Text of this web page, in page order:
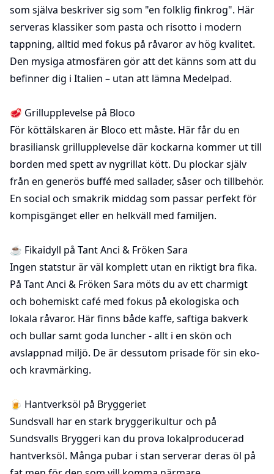
som själva beskriver sig som "en folklig finkrog". Här
serveras klassiker som pasta och risotto i modern
tappning, alltid med fokus på råvaror av hög kvalitet.
Den mysiga atmosfären gör att det känns som att du
befinner dig i Italien – utan att lämna Medelpad.
🥩 Grillupplevelse på Bloco
För köttälskaren är Bloco ett måste. Här får du en
brasiliansk grillupplevelse där kockarna kommer ut till
borden med spett av nygrillat kött. Du plockar själv
från en generös buffé med sallader, såser och tillbehör.
En social och smakrik middag som passar perfekt för
kompisgänget eller en helkväll med familjen.
☕ Fikaidyll på Tant Anci & Fröken Sara
Ingen statstur är väl komplett utan en riktigt bra fika.
På Tant Anci & Fröken Sara möts du av ett charmigt
och bohemiskt café med fokus på ekologiska och
lokala råvaror. Här finns både kaffe, saftiga bakverk
och bullar samt goda luncher - allt i en skön och
avslappnad miljö. De är dessutom prisade för sin eko-
och kravmärking.
🍺 Hantverksöl på Bryggeriet
Sundsvall har en stark bryggerikultur och på
Sundsvalls Bryggeri kan du prova lokalproducerad
hantverksöl. Många pubar i stan serverar deras öl på